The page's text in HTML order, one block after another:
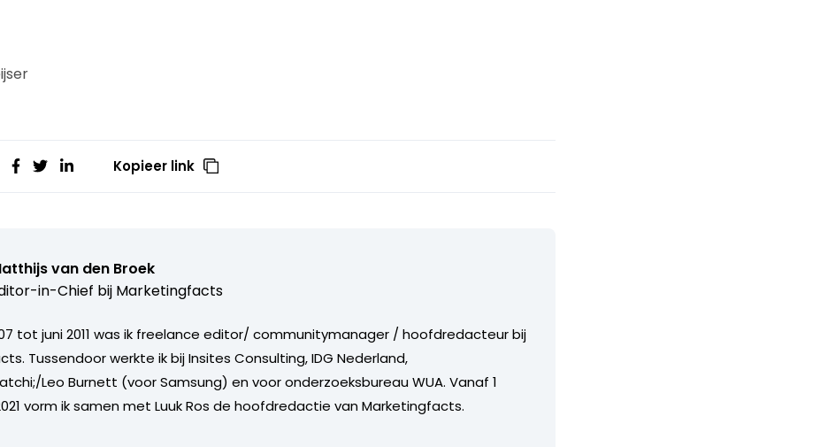
Kopieer link
van den Broek
in-Chief bij Marketingfacts
tot juni 2011 was ik freelance editor/ communitymanager / hoofdredacteur bij
Tussendoor werkte ik bij Insites Consulting, IDG Nederland,
Leo Burnett (voor Samsung) en voor onderzoeksbureau WUA. Vanaf 1
vorm ik samen met Luuk Ros de hoofdredactie van Marketingfacts.